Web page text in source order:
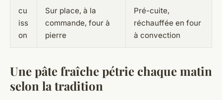
cu
iss
on
Sur place, à la
commande, four à
pierre
Pré-cuite,
réchauffée en four
à convection
Une pâte fraîche pétrie chaque matin
selon la tradition